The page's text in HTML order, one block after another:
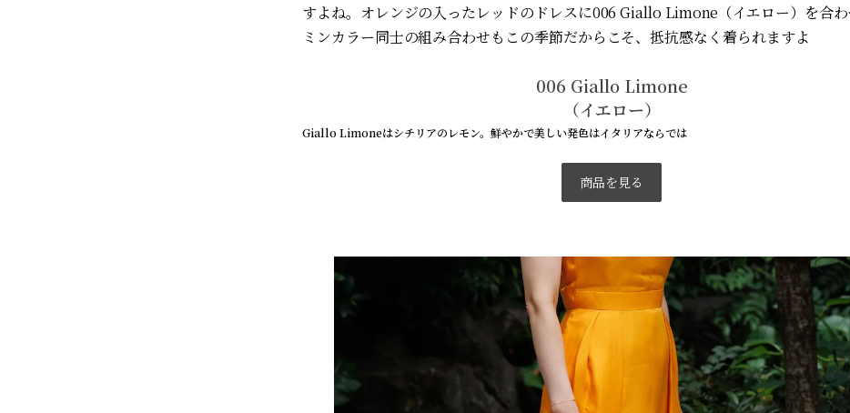
すよね。オレンジの入ったレッドのドレスに006 Giallo Limone（イエロー）を合
ミンカラー同士の組み合わせもこの季節だからこそ、抵抗感なく着られますよ
006 Giallo Limone
（イエロー）
Giallo Limoneはシチリアのレモン。鮮やかで美しい発色はイタリアならでは
商品を見る